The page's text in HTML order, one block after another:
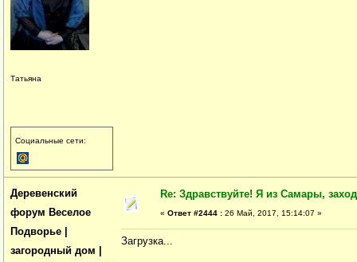
Татьяна
Социальные сети:
Деревенский
форум Веселое
Подворье |
загородный дом |
Re: Здравствуйте! Я из Самары,
« Ответ #2444 : 26 Май, 2017, 15:14:07 »
Загрузка...